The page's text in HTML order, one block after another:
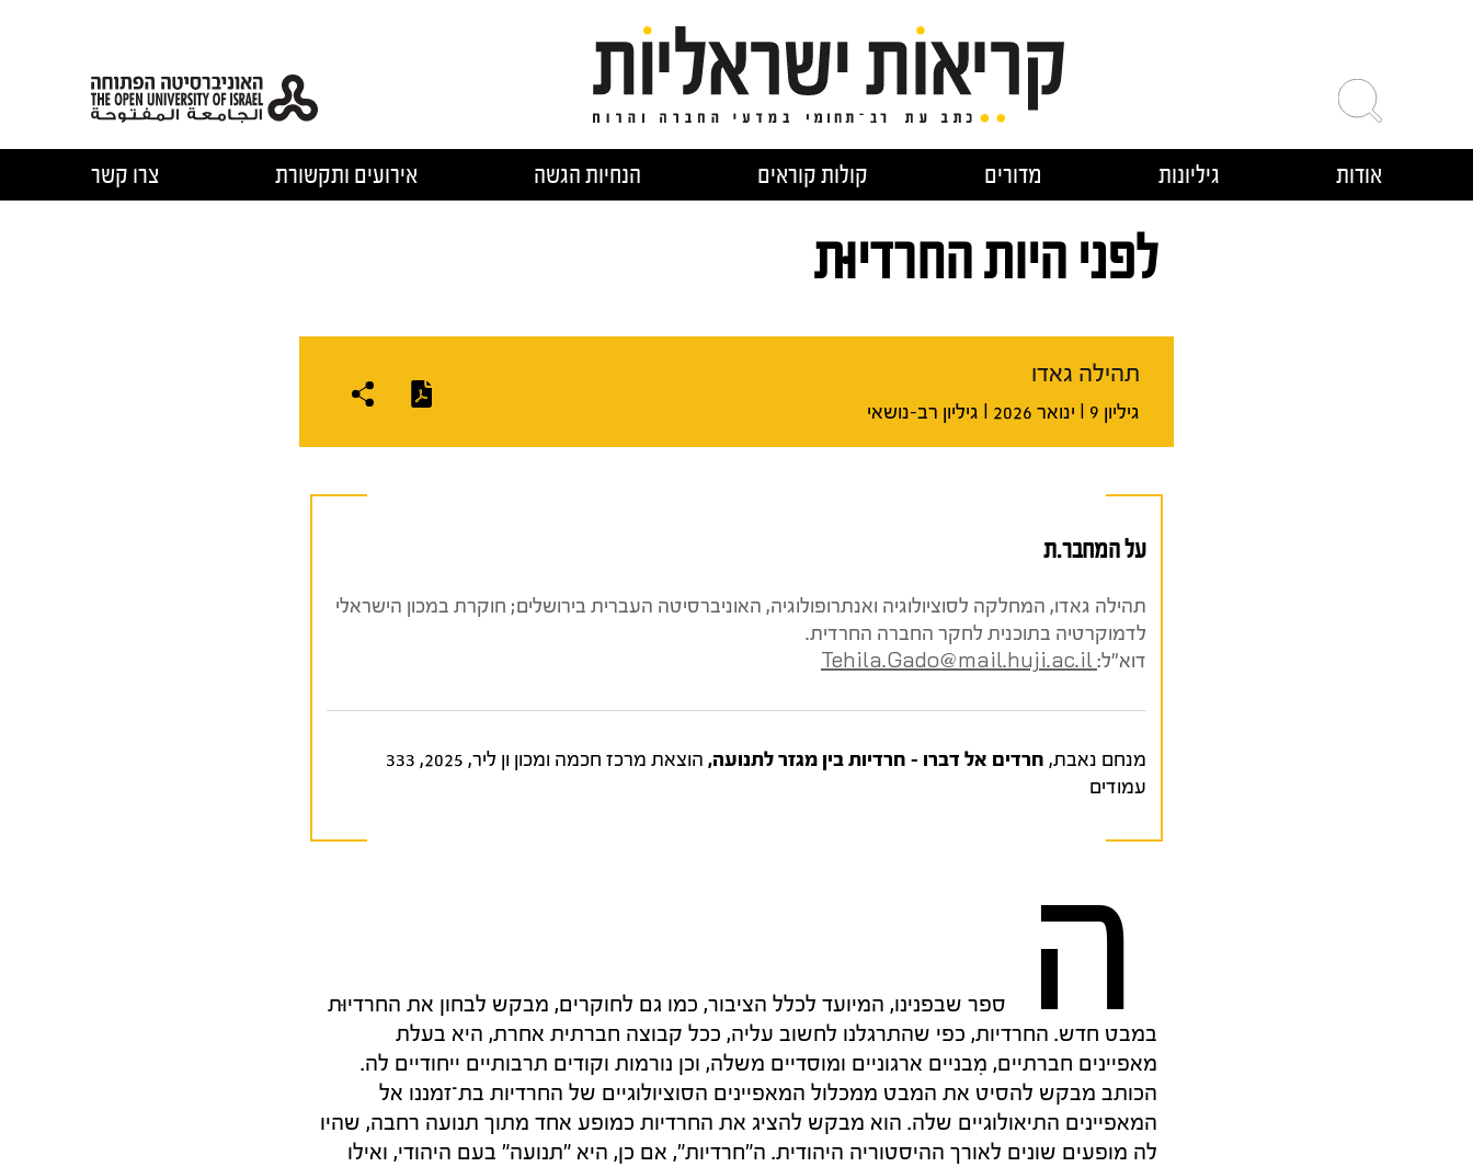
אודות גיליונות מדורים קולות קוראים הנחיות הגשה אירועים ותקשורת צרו קשר
לפני היות החרדיוּת
תהילה גאדו
גיליון 9 I ינואר 2026 I גיליון רב-נושאי
על המחבר.ת
תהילה גאדו, המחלקה לסוציולוגיה ואנתרופולוגיה, האוניברסיטה העברית בירושלים; חוקרת במכון הישראלי
לדמוקרטיה בתוכנית לחקר החברה החרדית.
דוא"ל:Tehila.Gado@mail.huji.ac.il
מנחם נאבת, חרדים אל דברו – חרדיות בין מגזר לתנועה,
הוצאת מרכז חכמה ומכון ון ליר, 2025, 333
עמודים
ה
ספר שבפנינו, המיועד לכלל הציבור, כמו גם לחוקרים, מבקש לבחון את החרדיוּת
במבט חדש. החרדיות, כפי שהתרגלנו לחשוב עליה, ככל קבוצה חברתית אחרת, היא בעלת
מאפיינים חברתיים, מִבניים ארגוניים ומוסדיים משלה, וכן נורמות וקודים תרבותיים ייחודיים לה.
הכותב מבקש להסיט את המבט ממכלול המאפיינים הסוציולוגיים של החרדיות בת־זמננו אל
המאפיינים התיאולוגיים שלה. הוא מבקש להציג את החרדיות כמופע אחד מתוך תנועה רחבה, שהיו
לה מופעים שונים לאורך ההיסטוריה היהודית. ה"חרדיות", אם כן, היא "תנועה" בעם היהודי, ואילו